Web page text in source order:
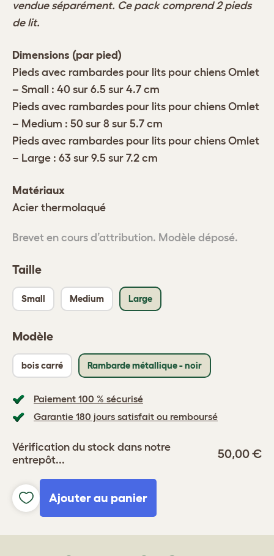
Taille
Small Medium Large
Modèle
bois carré Rambarde métallique - noir
Paiement 100 % sécurisé
Garantie 180 jours satisfait ou remboursé
Vérification du stock dans notre
entrepôt...
50,00 €
Ajouter au panier
vendue séparément. Ce pack comprend 2 pieds
de lit.
Dimensions (par pied)
Pieds avec rambardes pour lits pour chiens Omlet
– Small : 40 sur 6.5 sur 4.7 cm
Pieds avec rambardes pour lits pour chiens Omlet
– Medium : 50 sur 8 sur 5.7 cm
Pieds avec rambardes pour lits pour chiens Omlet
– Large : 63 sur 9.5 sur 7.2 cm
Matériaux
Acier thermolaqué
Brevet en cours d’attribution. Modèle déposé.